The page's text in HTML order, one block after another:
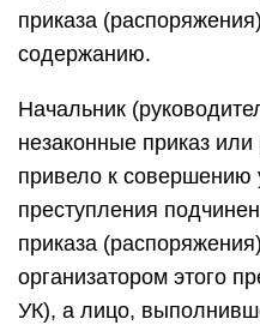
приказа
содержанию.
Начальник
незаконные приказ
привело к
преступления
приказа
организатором этого
УК), а лицо,